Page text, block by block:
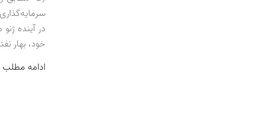
در آینده
خود، بهار
ادامه